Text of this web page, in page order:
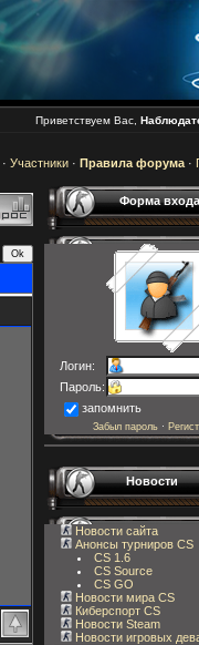
Приветствуем Вас,
· Участники · Правила форума ·
Форма входа
Логин:
Пароль:
запомнить
Забыл пароль ·
Новости
Новости сайта
Анонсы турниров CS
CS 1.6
CS Source
CS GO
Новости мира CS
Киберспорт CS
Новости Steam
Новости игровых